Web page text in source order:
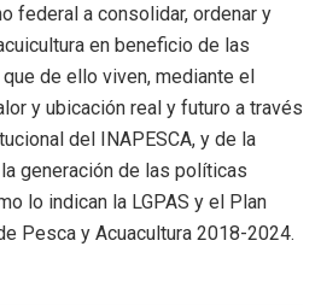
federal a consolidar, ordenar y
en beneficio de las
de ello viven, mediante el
y ubicación real y futuro a través
del INAPESCA, y de la
generación de las políticas
lo indican la LGPAS y el Plan
Pesca y Acuacultura 2018-2024.